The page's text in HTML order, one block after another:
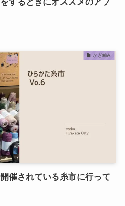
するときにオススメのアプ
かぎ編み
催されている糸市に行って